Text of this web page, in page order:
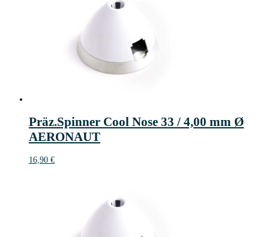
Präz.Spinner Cool Nose 33 / 4,00 mm Ø
AERONAUT
16,90 €